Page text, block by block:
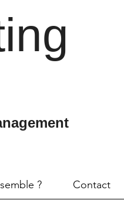
? Contact